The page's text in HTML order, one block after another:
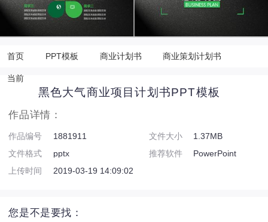
首页 PPT模板 商业计划书 商业策划计划书
当前
黑色大气商业项目计划书PPT模板
作品详情：
作品编号 1881911 文件大小
1.37MB
文件格式
pptx 推荐软件
PowerPoint
上传时间
2019-03-19 14:09:02
您是不是要找：